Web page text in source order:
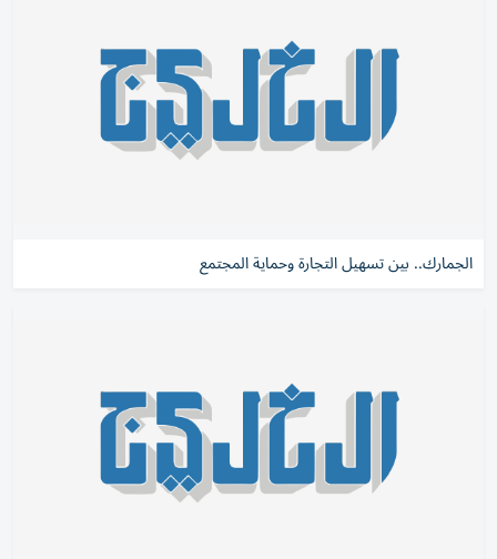
الجمارك.. بين تسهيل التجارة وحماية المجتمع